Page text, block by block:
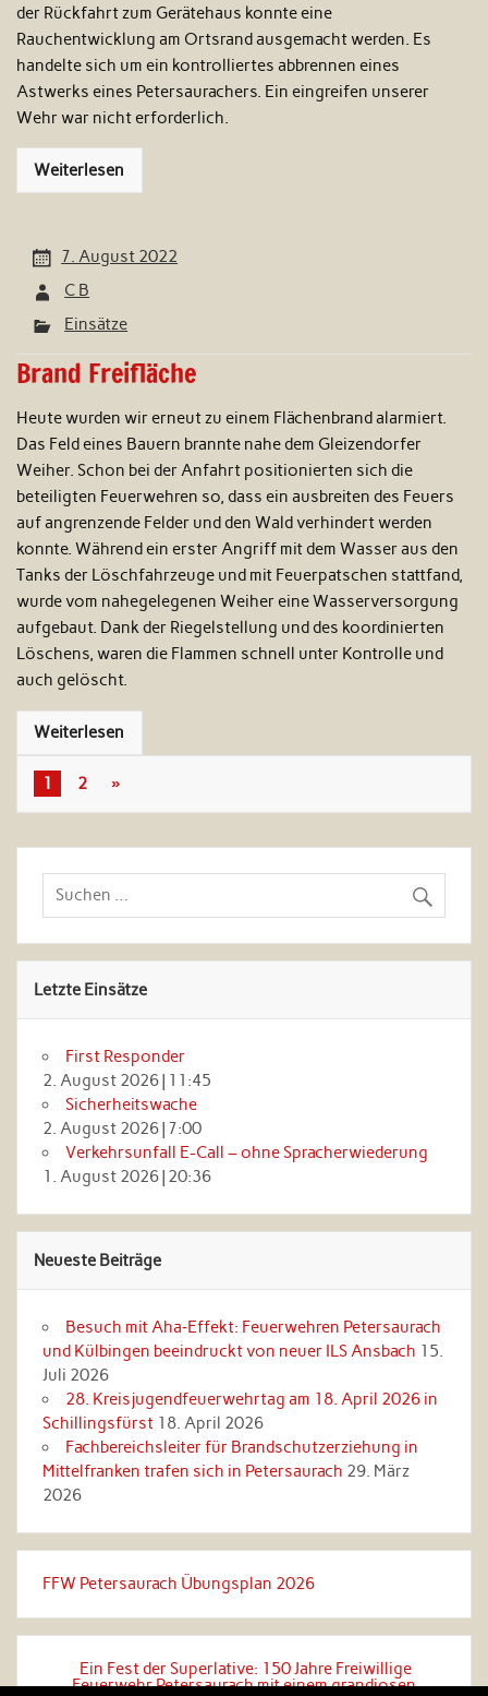
der Rückfahrt zum Gerätehaus konnte eine
Rauchentwicklung am Ortsrand ausgemacht werden. Es
handelte sich um ein kontrolliertes abbrennen eines
Astwerks eines Petersaurachers. Ein eingreifen unserer
Wehr war nicht erforderlich.
Weiterlesen
7. August 2022
C B
Einsätze
Brand Freifläche
Heute wurden wir erneut zu einem Flächenbrand alarmiert.
Das Feld eines Bauern brannte nahe dem Gleizendorfer
Weiher. Schon bei der Anfahrt positionierten sich die
beteiligten Feuerwehren so, dass ein ausbreiten des Feuers
auf angrenzende Felder und den Wald verhindert werden
konnte. Während ein erster Angriff mit dem Wasser aus den
Tanks der Löschfahrzeuge und mit Feuerpatschen stattfand,
wurde vom nahegelegenen Weiher eine Wasserversorgung
aufgebaut. Dank der Riegelstellung und des koordinierten
Löschens, waren die Flammen schnell unter Kontrolle und
auch gelöscht.
Weiterlesen
1 2 »
Letzte Einsätze
First Responder
2. August 2026| 11:45
Sicherheitswache
2. August 2026| 7:00
Verkehrsunfall E-Call – ohne Spracherwiederung
1. August 2026| 20:36
Neueste Beiträge
Besuch mit Aha‑Effekt: Feuerwehren Petersaurach
und Külbingen beeindruckt von neuer ILS Ansbach 15.
Juli 2026
28. Kreisjugendfeuerwehrtag am 18. April 2026 in
Schillingsfürst 18. April 2026
Fachbereichsleiter für Brandschutzerziehung in
Mittelfranken trafen sich in Petersaurach 29. März
2026
FFW Petersaurach Übungsplan 2026
Ein Fest der Superlative: 150 Jahre Freiwillige
Feuerwehr Petersaurach mit einem grandiosen